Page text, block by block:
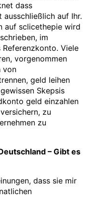
dass
ausschließlich auf Ihr.
auf sclicethepie wird
im
Viele
vorgenommen
von
geld leihen
Skepsis
geld einzahlen
zu
zu
– Gibt es
dass sie mir